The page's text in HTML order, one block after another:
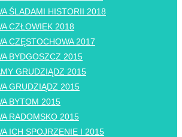
ŚLADAMI HISTORII 2018
CZŁOWIEK 2018
CZĘSTOCHOWA 2017
BYDGOSZCZ 2015
GRUDZIĄDZ 2015
GRUDZIĄDZ 2015
BYTOM 2015
RADOMSKO 2015
ICH SPOJRZENIE I 2015